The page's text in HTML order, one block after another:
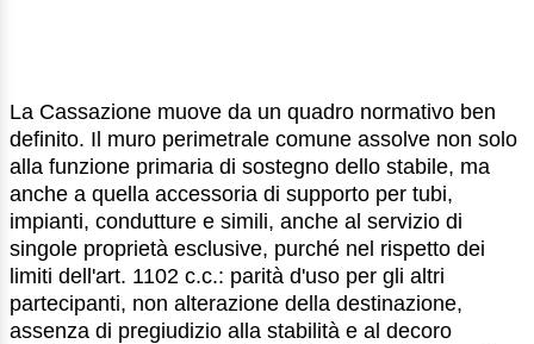
La Cassazione muove da un quadro normativo ben
definito. Il muro perimetrale comune assolve non solo
alla funzione primaria di sostegno dello stabile, ma
anche a quella accessoria di supporto per tubi,
impianti, condutture e simili, anche al servizio di
singole proprietà esclusive, purché nel rispetto dei
limiti dell'art. 1102 c.c.: parità d'uso per gli altri
partecipanti, non alterazione della destinazione,
assenza di pregiudizio alla stabilità e al decoro